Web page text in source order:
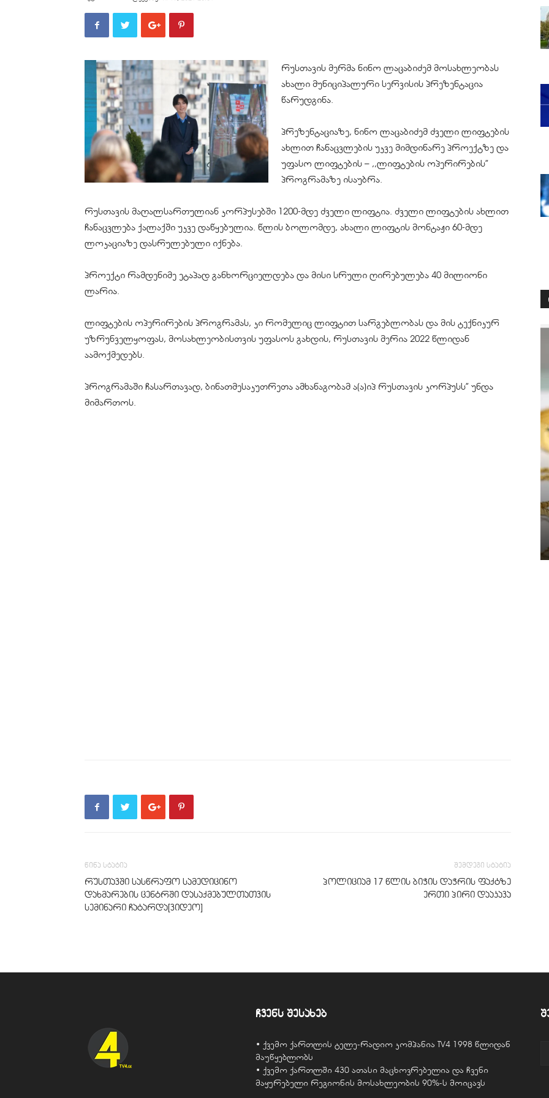
რუსთავის მერმა ნინო ლაცაბიძემ მოსახლეობას
ახალი მუნიციპალური სერვისის პრეზენტაცია
წარუდგინა.
პრეზენტაციაზე, ნინო ლაცაბიძემ ძველი ლიფტების
ახლით ჩანაცვლების უკვე მიმდინარე პროექტზე და
უფასო ლიფტების – ,,ლიფტების ოპერირების”
პროგრამაზე ისაუბრა.
რუსთავის მაღალსართულიან კორპუსებში 1200-მდე ძველი ლიფტია. ძველი ლიფტების ახლით
ჩანაცვლება ქალაქში უკვე დაწყებულია. წლის ბოლომდე, ახალი ლიფტის მონტაჟი 60-მდე
ლოკაციაზე დასრულებული იქნება.
პროექტი რამდენიმე ეტაპად განხორციელდება და მისი სრული ღირებულება 40 მილიონი
ლარია.
ლიფტების ოპერირების პროგრამას, კი რომელიც ლიფტით სარგებლობას და მის ტექნიკურ
უზრუნველყოფას, მოსახლეობისთვის უფასოს გახდის, რუსთავის მერია 2022 წლიდან
აამოქმედებს.
პროგრამაში ჩასართავად, ბინათმესაკუთრეთა ამხანაგობამ ა(ა)იპ რუსთავის კორპუსს” უნდა
მიმართოს.
წინა სტატია
რუსთავში სასწრაფო სამედიცინო
დახმარების ცენტრში დასაქმებულთათვის
სემინარი ჩატარდა[ვიდეო]
შემდეგი სტატია
პოლიციამ 17 წლის ბიჭის დაჭრის ფაქტზე
ერთი პირი დააკავა
ჩვენს შესახებ
• ქვემო ქართლის ტელე-რადიო კომპანია TV4 1998 წლიდან
მაუწყებლობს
• ქვემო ქართლში 430 ათასი მაცხოვრებელია და ჩვენი
მაყურებელი რეგიონის მოსახლეობის 90%-ს მოიცავს